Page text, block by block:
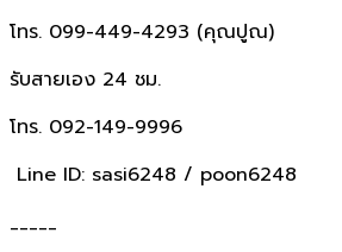
โทร. 099-449-4293 (คุณปูณ)
รับสายเอง 24 ชม.
โทร. 092-149-9996
Line ID: sasi6248 / poon6248
_____